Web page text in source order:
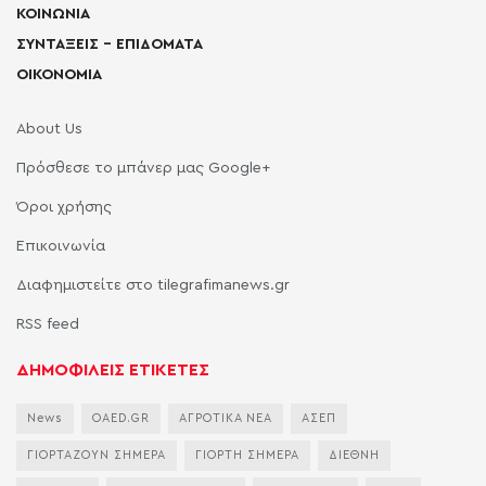
ΚΟΙΝΩΝΙΑ
ΣΥΝΤΑΞΕΙΣ – ΕΠΙΔΟΜΑΤΑ
ΟΙΚΟΝΟΜΙΑ
About Us
Πρόσθεσε το μπάνερ μας Google+
Όροι χρήσης
Επικοινωνία
Διαφημιστείτε στο tilegrafimanews.gr
RSS feed
ΔΗΜΟΦΙΛΕΙΣ ΕΤΙΚΕΤΕΣ
News OAED.GR ΑΓΡΟΤΙΚΑ ΝΕΑ ΑΣΕΠ
ΓΙΟΡΤΑΖΟΥΝ ΣΗΜΕΡΑ ΓΙΟΡΤΗ ΣΗΜΕΡΑ ΔΙΕΘΝΗ